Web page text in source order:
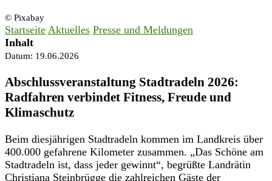
© Pixabay
Startseite Aktuelles Presse und Meldungen
Inhalt
Datum: 19.06.2026
Abschlussveranstaltung Stadtradeln 2026:
Radfahren verbindet Fitness, Freude und
Klimaschutz
Beim diesjährigen Stadtradeln kommen im Landkreis über
400.000 gefahrene Kilometer zusammen. „Das Schöne am
Stadtradeln ist, dass jeder gewinnt“, begrüßte Landrätin
Christiana Steinbrügge die zahlreichen Gäste der